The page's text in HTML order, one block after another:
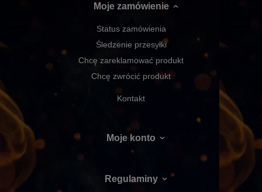
Moje zamówienie
Status zamówienia
Śledzenie przesyłki
Chcę zareklamować produkt
Chcę zwrócić produkt
Kontakt
Moje konto
Regulaminy